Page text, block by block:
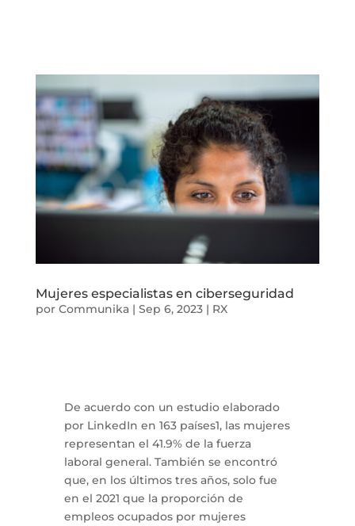
Mujeres especialistas en ciberseguridad
por Communika| Sep 6, 2023| RX
De acuerdo con un estudio elaborado
por LinkedIn en 163 países1, las mujeres
representan el 41.9% de la fuerza
laboral general. También se encontró
que, en los últimos tres años, solo fue
en el 2021 que la proporción de
empleos ocupados por mujeres